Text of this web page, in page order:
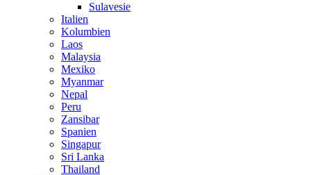
Sulavesie
Italien
Kolumbien
Laos
Malaysia
Mexiko
Myanmar
Nepal
Peru
Zansibar
Spanien
Singapur
Sri Lanka
Thailand